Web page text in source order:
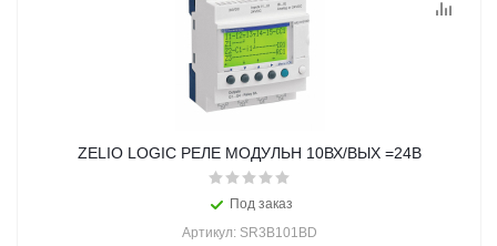
ZELIO LOGIC РЕЛЕ МОДУЛЬН 10ВХ/ВЫХ =24В
Под заказ
Артикул: SR3B101BD